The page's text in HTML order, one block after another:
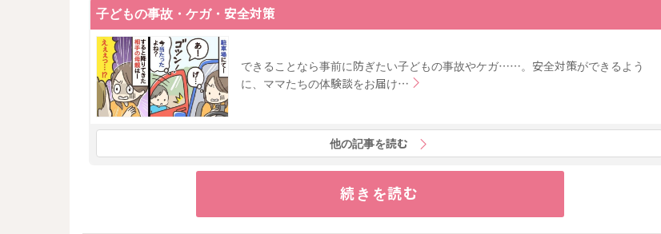
子どもの事故・ケガ・安全対策
できることなら事前に防ぎたい子どもの事故やケガ……。安全対策ができるよう
に、ママたちの体験談をお届け…
他の記事を読む
続きを読む